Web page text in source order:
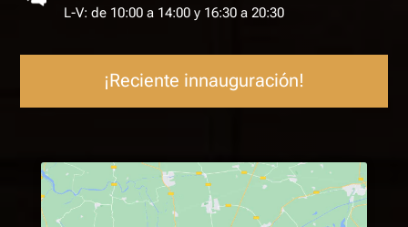
L-V: de 10:00 a 14:00 y 16:30 a 20:30
¡Reciente innauguración!